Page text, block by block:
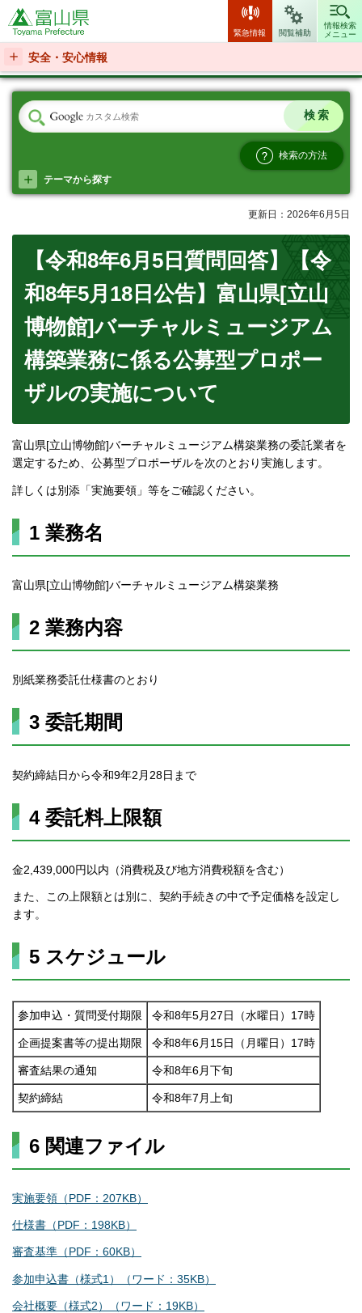
富山県
緊急情報 閲覧補助
情報検索
メニュー
安全・安心情報
検索の方法
テーマから探す
更新日：2026年6月5日
【令和8年6月5日質問回答】【令
和8年5月18日公告】富山県[立山
博物館]バーチャルミュージアム
構築業務に係る公募型プロポー
ザルの実施について
富山県[立山博物館]バーチャルミュージアム構築業務の委託業者を
選定するため、公募型プロポーザルを次のとおり実施します。
詳しくは別添「実施要領」等をご確認ください。
1 業務名
富山県[立山博物館]バーチャルミュージアム構築業務
2 業務内容
別紙業務委託仕様書のとおり
3 委託期間
契約締結日から令和9年2月28日まで
4 委託料上限額
金2,439,000円以内（消費税及び地方消費税額を含む）
また、この上限額とは別に、契約手続きの中で予定価格を設定し
ます。
5 スケジュール
参加申込・質問受付期限 令和8年5月27日（水曜日）17時
企画提案書等の提出期限 令和8年6月15日（月曜日）17時
審査結果の通知 令和8年6月下旬
契約締結 令和8年7月上旬
6 関連ファイル
実施要領（PDF：207KB）
仕様書（PDF：198KB）
審査基準（PDF：60KB）
参加申込書（様式1）（ワード：35KB）
会社概要（様式2）（ワード：19KB）